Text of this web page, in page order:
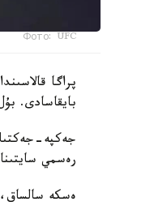
Фото: UFC
بايقاسادى.
رەسمي